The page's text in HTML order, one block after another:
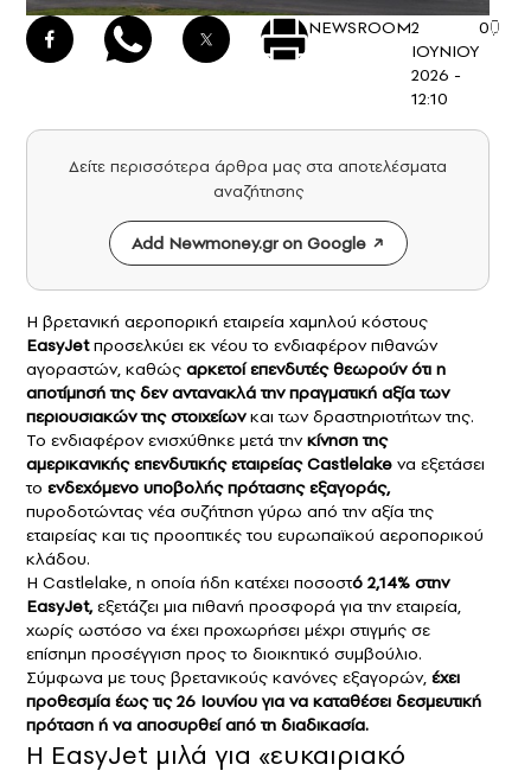
NEWSROOM2
ΙΟΥΝΙΟΥ
2026 -
12:10
0
Δείτε περισσότερα άρθρα μας στα αποτελέσματα
αναζήτησης
Add Newmoney.gr on Google
Η βρετανική αεροπορική εταιρεία χαμηλού κόστους
EasyJetπροσελκύει εκ νέου το ενδιαφέρον πιθανών
αγοραστών, καθώς αρκετοί επενδυτές θεωρούν ότι η
αποτίμησή της δεν αντανακλά την πραγματική αξία των
περιουσιακών της στοιχείωνκαι των δραστηριοτήτων της.
Το ενδιαφέρον ενισχύθηκε μετά τηνκίνηση της
αμερικανικής επενδυτικής εταιρείαςCastlelake να εξετάσει
το ενδεχόμενο υποβολής πρότασης εξαγοράς,
πυροδοτώντας νέα συζήτηση γύρω από την αξία της
εταιρείας και τις προοπτικές του ευρωπαϊκού αεροπορικού
κλάδου.
Η Castlelake, η οποία ήδη κατέχει ποσοστό 2,14% στην
EasyJet,εξετάζει μια πιθανή προσφορά για την εταιρεία,
χωρίς ωστόσο να έχει προχωρήσει μέχρι στιγμής σε
επίσημη προσέγγιση προς το διοικητικό συμβούλιο.
Σύμφωνα με τους βρετανικούς κανόνες εξαγορών, έχει
προθεσμία έως τις 26 Ιουνίου για να καταθέσει δεσμευτική
πρόταση ή να αποσυρθεί από τη διαδικασία.
Η EasyJet μιλά για «ευκαιριακό